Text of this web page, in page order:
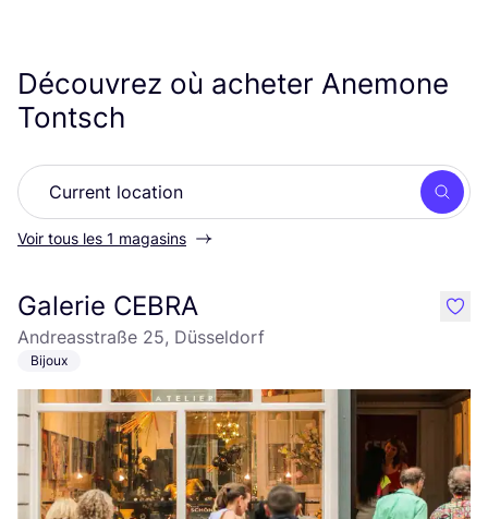
Découvrez où acheter Anemone
Tontsch
Voir tous les 1 magasins
Galerie CEBRA
Andreasstraße 25, Düsseldorf
Bijoux
like